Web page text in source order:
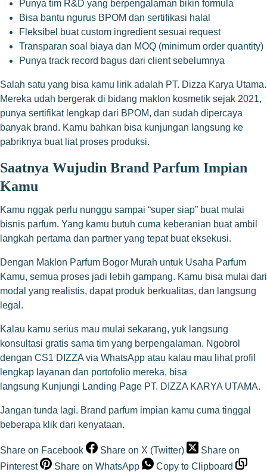
Punya tim R&D yang berpengalaman bikin formula
Bisa bantu ngurus BPOM dan sertifikasi halal
Fleksibel buat custom ingredient sesuai request
Transparan soal biaya dan MOQ (minimum order quantity)
Punya track record bagus dari client sebelumnya
Salah satu yang bisa kamu lirik adalah PT. Dizza Karya Utama.
Mereka udah bergerak di bidang maklon kosmetik sejak 2021,
punya sertifikat lengkap dari BPOM, dan sudah dipercaya
banyak brand. Kamu bahkan bisa kunjungan langsung ke
pabriknya buat liat proses produksi.
Saatnya Wujudin Brand Parfum Impian
Kamu
Kamu nggak perlu nunggu sampai “super siap” buat mulai
bisnis parfum. Yang kamu butuh cuma keberanian buat ambil
langkah pertama dan partner yang tepat buat eksekusi.
Dengan Maklon Parfum Bogor Murah untuk Usaha Parfum
Kamu, semua proses jadi lebih gampang. Kamu bisa mulai dari
modal yang realistis, dapat produk berkualitas, dan langsung
legal.
Kalau kamu serius mau mulai sekarang, yuk langsung
konsultasi gratis sama tim yang berpengalaman. Ngobrol
dengan CS1 DIZZA via WhatsApp atau kalau mau lihat profil
lengkap layanan dan portofolio mereka, bisa
langsung Kunjungi Landing Page PT. DIZZA KARYA UTAMA.
Jangan tunda lagi. Brand parfum impian kamu cuma tinggal
beberapa klik dari kenyataan.
Share on Facebook Share on X (Twitter)
Share on
Pinterest
Share on WhatsApp Copy to Clipboard